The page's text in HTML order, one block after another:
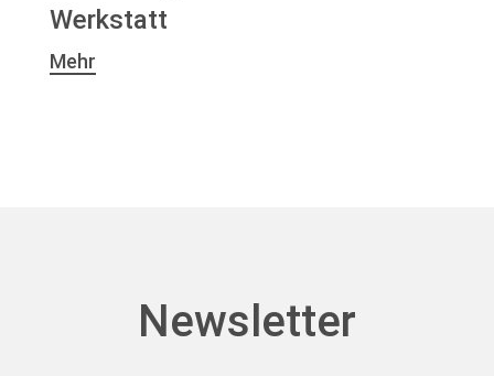
Ansprechpartnerinnen
Werkstatt
Mehr
Newsletter